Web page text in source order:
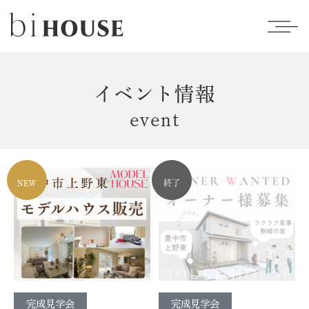
イベント情報
event
NEW
完成見学会
終了
完成見学会